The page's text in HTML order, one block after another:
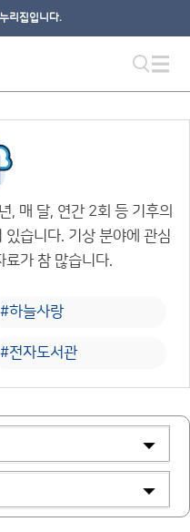
리집입니다.
, 매 달, 연간 2회 등 기후의
습니다. 기상 분야에 관심
가 참 많습니다.
#하늘사랑
#전자도서관